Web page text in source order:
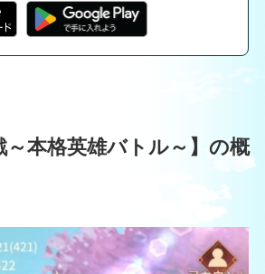
～本格英雄バトル～】の概